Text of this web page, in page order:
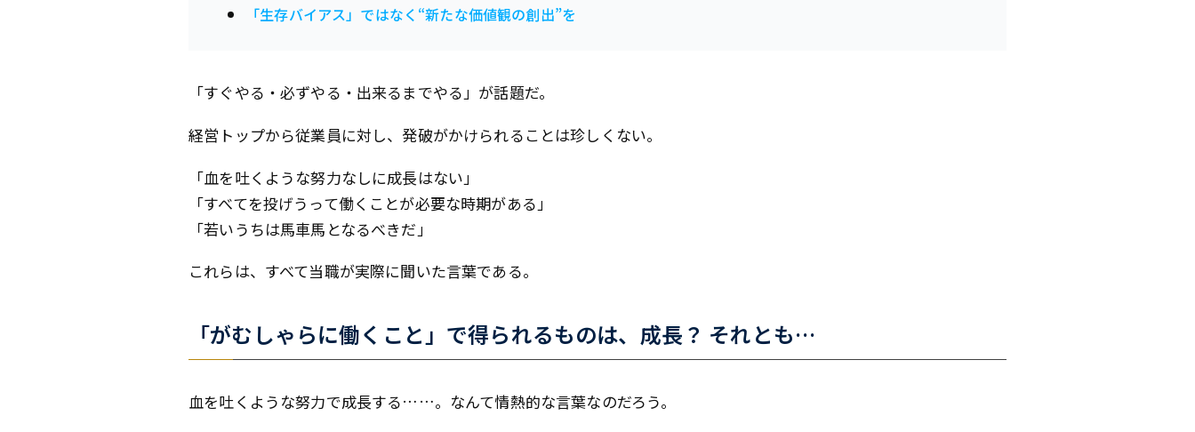
「生存バイアス」ではなく“新たな価値観の創出”を
「すぐやる・必ずやる・出来るまでやる」が話題だ。
経営トップから従業員に対し、発破がかけられることは珍しくない。
「血を吐くような努力なしに成長はない」
「すべてを投げうって働くことが必要な時期がある」
「若いうちは馬車馬となるべきだ」
これらは、すべて当職が実際に聞いた言葉である。
「がむしゃらに働くこと」で得られるものは、成長？ それとも…
血を吐くような努力で成長する……。なんて情熱的な言葉なのだろう。